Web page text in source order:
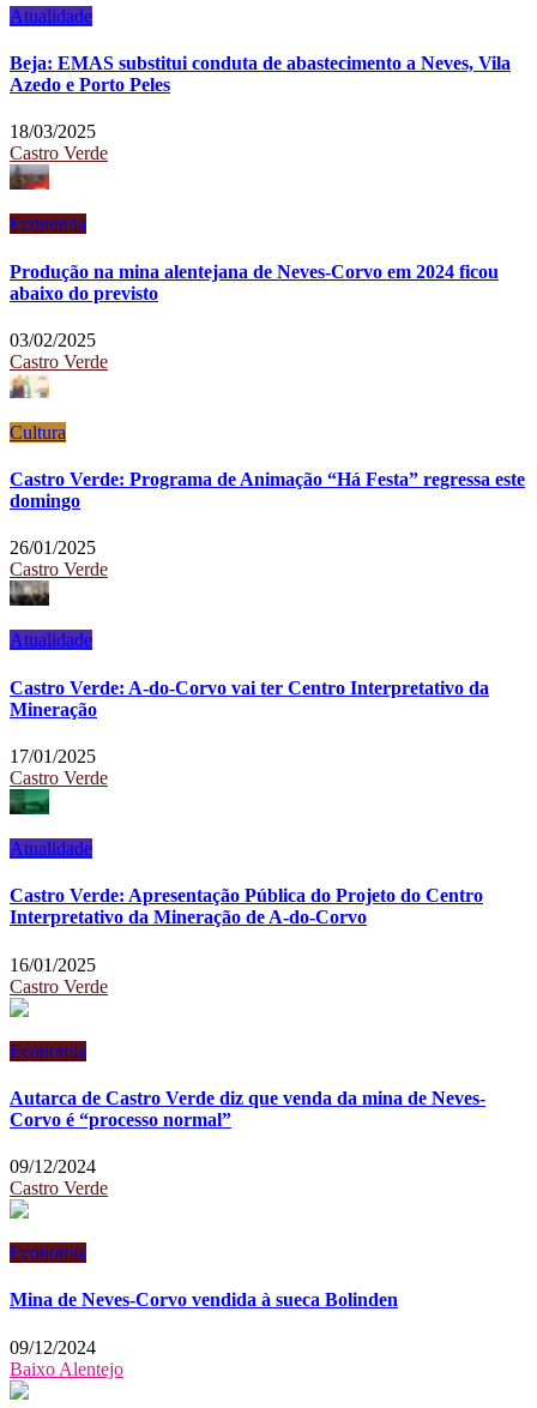
Atualidade
Beja: EMAS substitui conduta de abastecimento a Neves, Vila
Azedo e Porto Peles
18/03/2025
Castro Verde
Economia
Produção na mina alentejana de Neves-Corvo em 2024 ficou
abaixo do previsto
03/02/2025
Castro Verde
Cultura
Castro Verde: Programa de Animação “Há Festa” regressa este
domingo
26/01/2025
Castro Verde
Atualidade
Castro Verde: A-do-Corvo vai ter Centro Interpretativo da
Mineração
17/01/2025
Castro Verde
Atualidade
Castro Verde: Apresentação Pública do Projeto do Centro
Interpretativo da Mineração de A-do-Corvo
16/01/2025
Castro Verde
Economia
Autarca de Castro Verde diz que venda da mina de Neves-
Corvo é “processo normal”
09/12/2024
Castro Verde
Economia
Mina de Neves-Corvo vendida à sueca Bolinden
09/12/2024
Baixo Alentejo